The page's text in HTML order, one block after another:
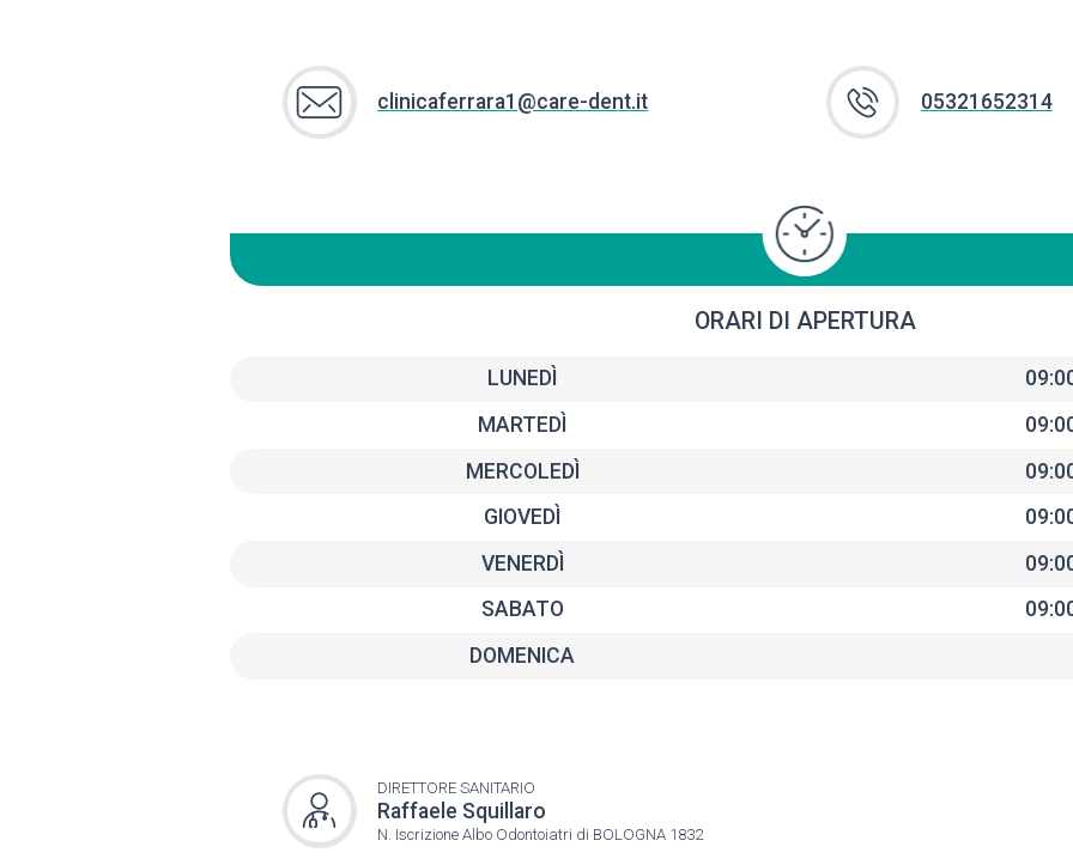
clinicaferrara1@care-dent.it 05321652314
ORARI DI APERTURA
LUNEDÌ
MARTEDÌ
MERCOLEDÌ
GIOVEDÌ
VENERDÌ
SABATO
DOMENICA
DIRETTORE SANITARIO
Raffaele Squillaro
N. Iscrizione Albo Odontoiatri di BOLOGNA 1832